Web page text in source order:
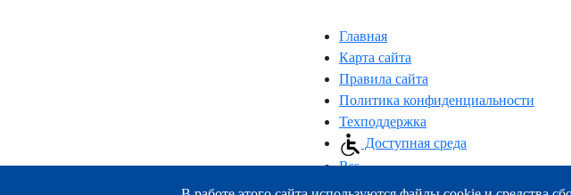
Главная
Карта сайта
Правила сайта
Политика конфиденциальности
Техподдержка
Доступная среда
Rss